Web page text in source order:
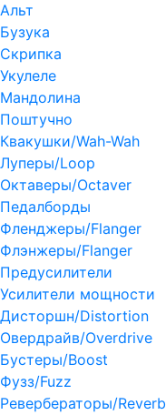
Альт
Бузука
Скрипка
Укулеле
Мандолина
Поштучно
Квакушки/Wah-Wah
Луперы/Loop
Октаверы/Octaver
Педалборды
Фленджеры/Flanger
Флэнжеры/Flanger
Предусилители
Усилители мощности
Дисторшн/Distortion
Овердрайв/Overdrive
Бустеры/Boost
Фузз/Fuzz
Ревербераторы/Reverb